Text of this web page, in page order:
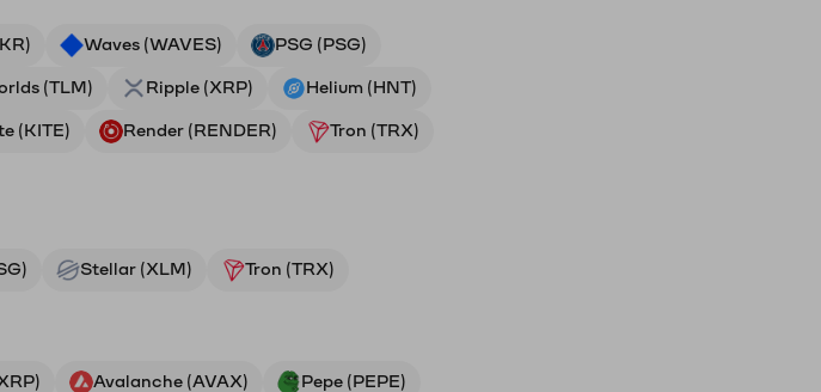
Waves (WAVES) PSG (PSG)
(TLM) Ripple (XRP) Helium (HNT)
(KITE) Render (RENDER)
Tron (TRX)
Stellar (XLM) Tron (TRX)
Avalanche (AVAX) Pepe (PEPE)